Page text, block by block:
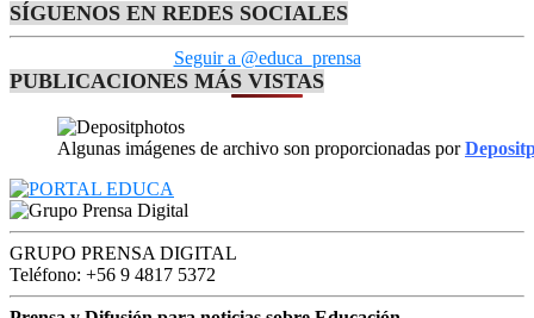
SÍGUENOS EN REDES SOCIALES
Seguir a @educa_prensa
PUBLICACIONES MÁS VISTAS
Algunas imágenes de archivo son proporcionadas por
GRUPO PRENSA DIGITAL
Teléfono: +56 9 4817 5372